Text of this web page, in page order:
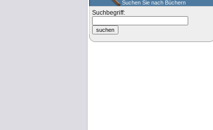
Suchen Sie nach Büchern
Suchbegriff: